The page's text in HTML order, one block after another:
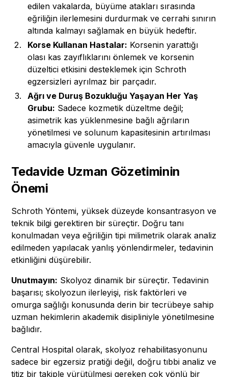
edilen vakalarda, büyüme atakları sırasında
eğriliğin ilerlemesini durdurmak ve cerrahi sınırın
altında kalmayı sağlamak en büyük hedeftir.
Korse Kullanan Hastalar: Korsenin yarattığı
olası kas zayıflıklarını önlemek ve korsenin
düzeltici etkisini desteklemek için Schroth
egzersizleri ayrılmaz bir parçadır.
Ağrı ve Duruş Bozukluğu Yaşayan Her Yaş
Grubu: Sadece kozmetik düzeltme değil;
asimetrik kas yüklenmesine bağlı ağrıların
yönetilmesi ve solunum kapasitesinin artırılması
amacıyla güvenle uygulanır.
Tedavide Uzman Gözetiminin
Önemi
Schroth Yöntemi, yüksek düzeyde konsantrasyon ve
teknik bilgi gerektiren bir süreçtir. Doğru tanı
konulmadan veya eğriliğin tipi milimetrik olarak analiz
edilmeden yapılacak yanlış yönlendirmeler, tedavinin
etkinliğini düşürebilir.
Unutmayın: Skolyoz dinamik bir süreçtir. Tedavinin
başarısı; skolyozun ilerleyişi, risk faktörleri ve
omurga sağlığı konusunda derin bir tecrübeye sahip
uzman hekimlerin akademik disipliniyle yönetilmesine
bağlıdır.
Central Hospital olarak, skolyoz rehabilitasyonunu
sadece bir egzersiz pratiği değil, doğru tıbbi analiz ve
titiz bir takiple yürütülmesi gereken çok yönlü bir